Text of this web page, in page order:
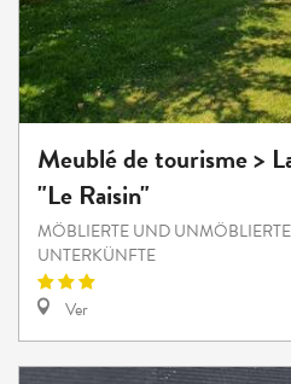
Meublé de tourisme >
"Le Raisin"
MÖBLIERTE UND
UNTERKÜNFTE
Ver